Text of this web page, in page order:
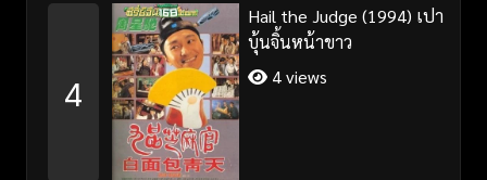
4
Hail the Judge (1994) เปา
บุ้นจิ้นหน้าขาว
4 views